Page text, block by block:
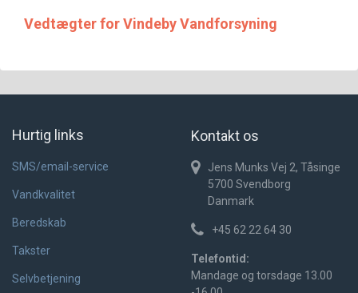
Vedtægter for Vindeby Vandforsyning
Hurtig links
SMS/email-service
Vandkvalitet
Beredskab
Takster
Selvbetjening
Kontakt os
Jens Munks Vej 2, Tåsinge
5700 Svendborg
Danmark
+45 62 22 64 30
Telefontid:
Mandage og torsdage 13.00